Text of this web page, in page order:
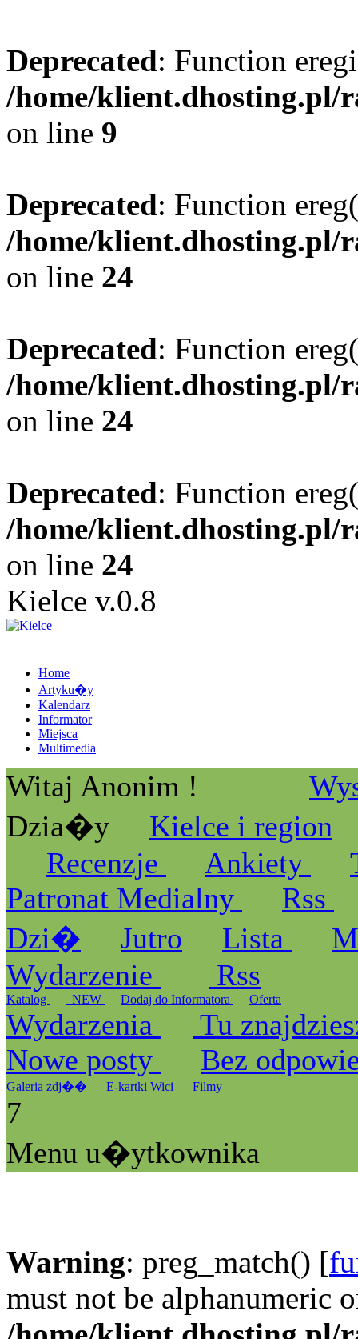
Deprecated: Function
/home/klient.dhosting.pl/
on line 9
Deprecated: Function
/home/klient.dhosting.pl/
on line 24
Deprecated: Function
/home/klient.dhosting.pl/
on line 24
Deprecated: Function
/home/klient.dhosting.pl/
on line 24
Kielce v.0.8
Home
Artyku�y
Kalendarz
Informator
Miejsca
Multimedia
Witaj Anonim !
Dzia�y
Kielce i region
Recenzje
Ankiety
Patronat Medialny
Rss
Dzi�
Jutro Lista
Wydarzenie
Rss
Katalog _NEW Dodaj do Informatora Oferta
Wydarzenia
Tu
Nowe posty
Bez
Galeria zdj�� E-kartki Wici Filmy
7
Menu u�ytkownika
Warning: preg_match() [
must not be alphanumeric